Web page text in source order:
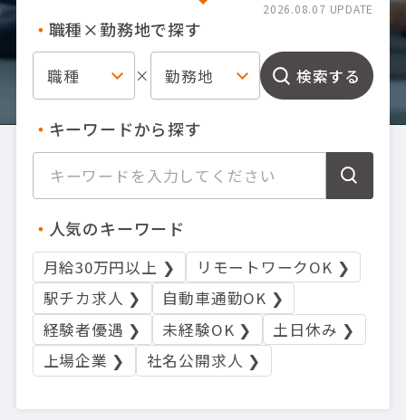
2026.08.07 UPDATE
職種×勤務地で探す
職種 × 勤務地 検索する
キーワードから探す
人気のキーワード
月給30万円以上 ❯
リモートワークOK ❯
駅チカ求人 ❯
自動車通勤OK ❯
経験者優遇 ❯
未経験OK ❯
土日休み ❯
上場企業 ❯
社名公開求人 ❯